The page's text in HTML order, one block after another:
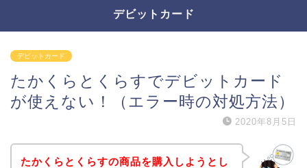
デビットカード
デビットカード
たかくらとくらすでデビットカード
が使えない！（エラー時の対処方法）
2020年8月5日
たかくらとくらすの商品を購入しようとし